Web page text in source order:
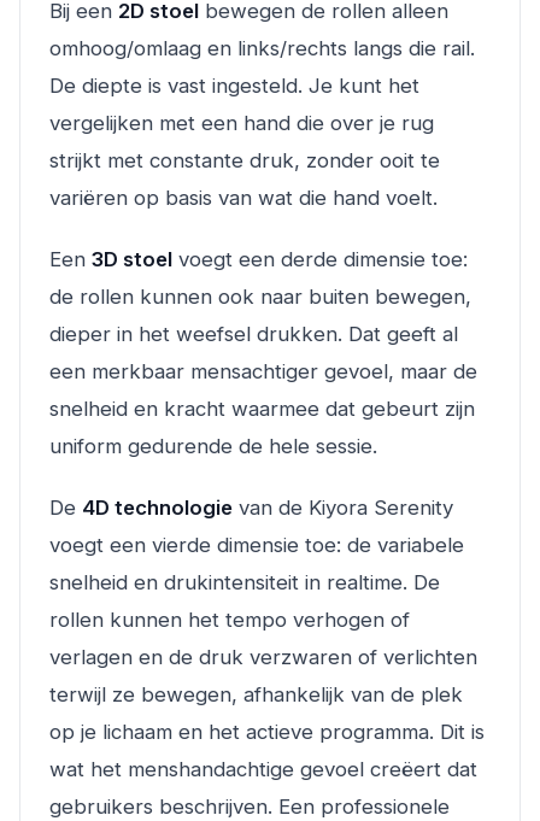
Bij een 2D stoel bewegen de rollen alleen
omhoog/omlaag en links/rechts langs die rail.
De diepte is vast ingesteld. Je kunt het
vergelijken met een hand die over je rug
strijkt met constante druk, zonder ooit te
variëren op basis van wat die hand voelt.
Een 3D stoel voegt een derde dimensie toe:
de rollen kunnen ook naar buiten bewegen,
dieper in het weefsel drukken. Dat geeft al
een merkbaar mensachtiger gevoel, maar de
snelheid en kracht waarmee dat gebeurt zijn
uniform gedurende de hele sessie.
De 4D technologie van de Kiyora Serenity
voegt een vierde dimensie toe: de variabele
snelheid en drukintensiteit in realtime. De
rollen kunnen het tempo verhogen of
verlagen en de druk verzwaren of verlichten
terwijl ze bewegen, afhankelijk van de plek
op je lichaam en het actieve programma. Dit is
wat het menshandachtige gevoel creëert dat
gebruikers beschrijven. Een professionele